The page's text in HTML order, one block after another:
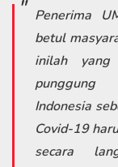
Penerima
betul
inilah yang
punggung
Indonesia
Covid-19
secara